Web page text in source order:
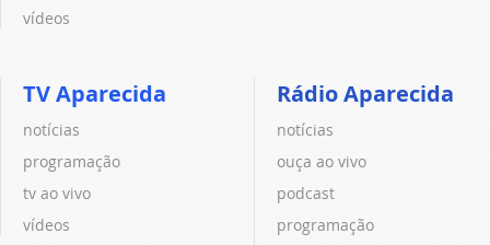
vídeos
TV Aparecida
notícias
programação
tv ao vivo
vídeos
Rádio Aparecida
notícias
ouça ao vivo
podcast
programação